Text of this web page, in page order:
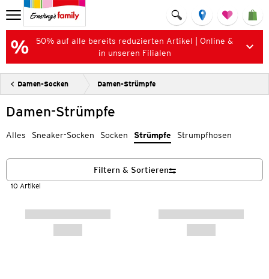
50% auf alle bereits reduzierten Artikel | Online &
in unseren Filialen
Damen-Socken Damen-Strümpfe
Damen-Strümpfe
Alles Sneaker-Socken Socken Strümpfe Strumpfhosen
10 Artikel
Filtern & Sortieren